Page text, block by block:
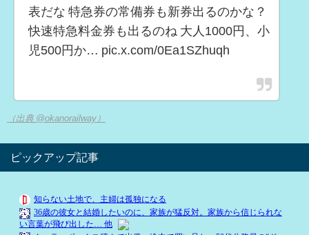
表だな 特急券の常備券も新券出るのかな？
快速特急料金券も出るのね 大人1000円、小
児500円か… pic.x.com/0Ea1SZhuqh
（出典 @okanorailway）
ピックアップ記事